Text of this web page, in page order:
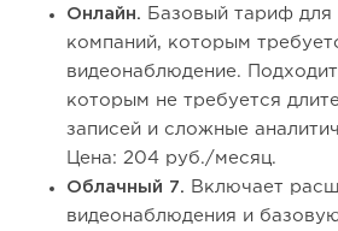
Онлайн.
Базовый тариф для
компаний, которым
видеонаблюдение.
которым не требуется
записей и сложные
Цена: 204 руб./месяц.
Облачный 7.
Включает
видеонаблюдения и